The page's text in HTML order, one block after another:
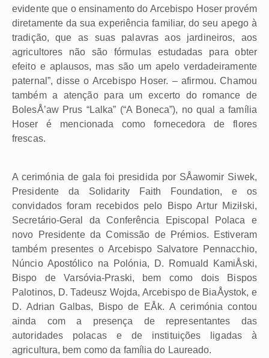
evidente que o ensinamento do Arcebispo Hoser provém
diretamente da sua experiência familiar, do seu apego à
tradição, que as suas palavras aos jardineiros, aos
agricultores não são fórmulas estudadas para obter
efeito e aplausos, mas são um apelo verdadeiramente
paternal”, disse o Arcebispo Hoser. – afirmou. Chamou
também a atenção para um excerto do romance de
BolesÅ’aw Prus “Lalka” (“A Boneca”), no qual a família
Hoser é mencionada como fornecedora de flores
frescas.
A cerimónia de gala foi presidida por SÅawomir Siwek,
Presidente da Solidarity Faith Foundation, e os
convidados foram recebidos pelo Bispo Artur Miziłski,
Secretário-Geral da Conferência Episcopal Polaca e
novo Presidente da Comissão de Prémios. Estiveram
também presentes o Arcebispo Salvatore Pennacchio,
Núncio Apostólico na Polónia, D. Romuald KamiÅski,
Bispo de Varsóvia-Praski, bem como dois Bispos
Palotinos, D. Tadeusz Wojda, Arcebispo de BiaÅystok, e
D. Adrian Galbas, Bispo de EÅk. A cerimónia contou
ainda com a presença de representantes das
autoridades polacas e de instituições ligadas à
agricultura, bem como da família do Laureado.